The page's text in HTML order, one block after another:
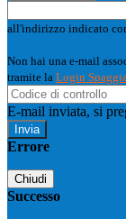
all'indirizzo indicato
Non hai una e-mail
tramite la Login
E-mail inviata, si
Errore
Chiudi
Successo